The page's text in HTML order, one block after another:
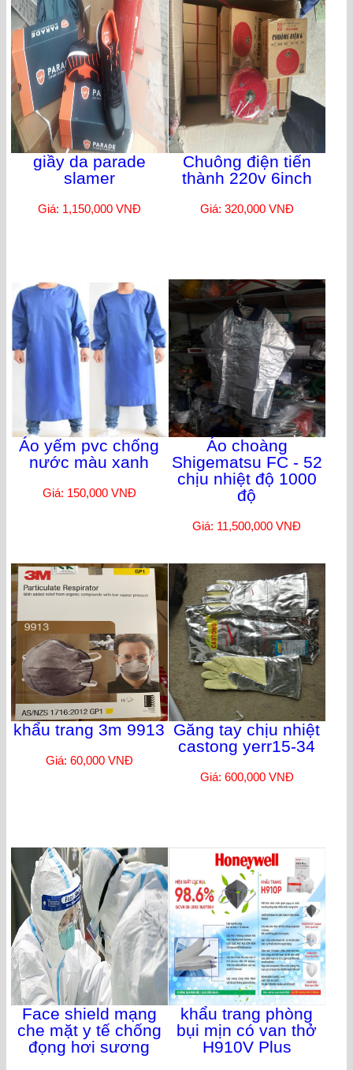
giầy da parade
slamer
Giá: 1,150,000 VNĐ
Chuông điện tiến
thành 220v 6inch
Giá: 320,000 VNĐ
Áo yếm pvc chống
nước màu xanh
Giá: 150,000 VNĐ
Áo choàng
Shigematsu FC - 52
chịu nhiệt độ 1000
độ
Giá: 11,500,000 VNĐ
khẩu trang 3m 9913
Giá: 60,000 VNĐ
Găng tay chịu nhiệt
castong yerr15-34
Giá: 600,000 VNĐ
Face shield mạng
che mặt y tế chống
đọng hơi sương
khẩu trang phòng
bụi mịn có van thở
H910V Plus